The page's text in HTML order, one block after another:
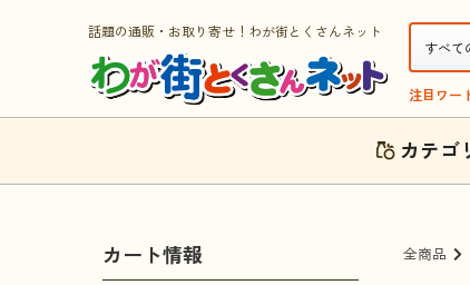
話題の通販・お取り寄せ！わが街とくさんネット
注目ワー
カテゴ
全商品
カート情報